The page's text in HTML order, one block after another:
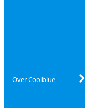
Over Coolblue